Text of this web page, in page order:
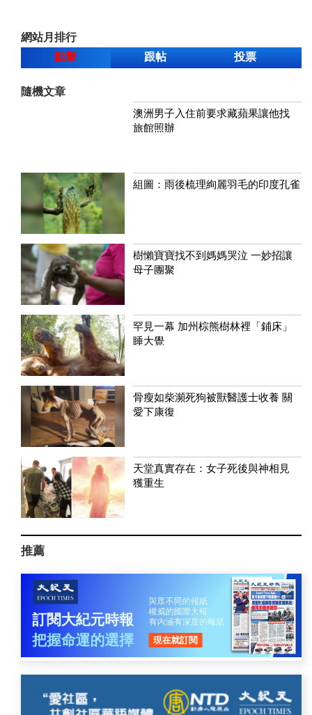
網站月排行
點擊
跟帖 投票
隨機文章
澳洲男子入住前要求藏蘋果讓他找
旅館照辦
組圖：雨後梳理絢麗羽毛的印度孔雀
樹懶寶寶找不到媽媽哭泣 一妙招讓
母子團聚
罕見一幕 加州棕熊樹林裡「鋪床」
睡大覺
骨瘦如柴瀕死狗被獸醫護士收養 關
愛下康復
天堂真實存在：女子死後與神相見
獲重生
推薦